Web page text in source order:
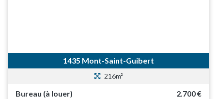
1435 Mont-Saint-Guibert
216m²
Bureau (à louer) 2.700 €